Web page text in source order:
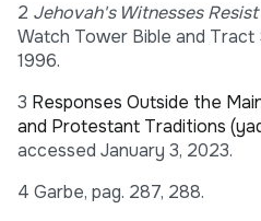
2 Jehovah's Witnesses
Watch Tower Bible and
1996.
3 Responses Outside the
and Protestant Traditions
accessed January 3, 2023.
4 Garbe, pag. 287, 288.